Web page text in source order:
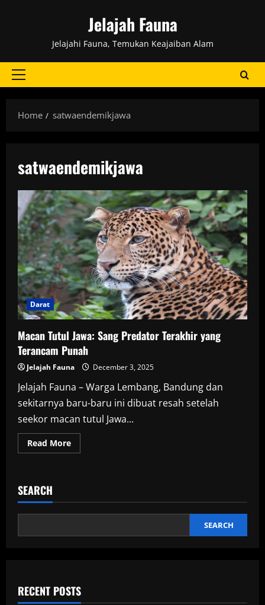
Jelajah Fauna
Jelajahi Fauna, Temukan Keajaiban Alam
Primary
Home
satwaendemikjawa
satwaendemikjawa
Darat
Macan Tutul Jawa: Sang Predator Terakhir yang
Terancam Punah
Jelajah Fauna December 3, 2025
Jelajah Fauna – Warga Lembang, Bandung dan
sekitarnya baru-baru ini dibuat resah setelah
seekor macan tutul Jawa...
Read MoreRead
more
Predator
yang
Punah
SEARCH
SEARCH
RECENT POSTS